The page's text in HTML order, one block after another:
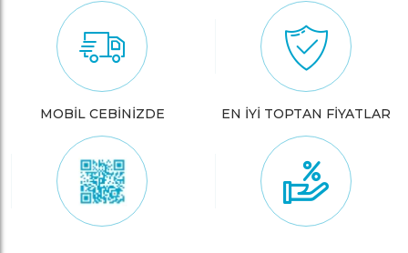
MOBİL CEBİNİZDE EN İYİ TOPTAN FİYATLAR